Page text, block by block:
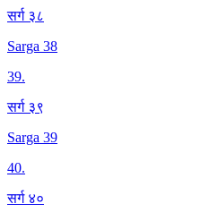
सर्ग ३८
Sarga 38
39.
सर्ग ३९
Sarga 39
40.
सर्ग ४०